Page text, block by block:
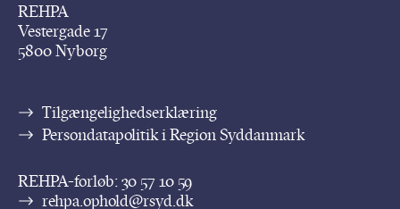
REHPA
Vestergade 17
5800 Nyborg
Tilgængelighedserklæring
Persondatapolitik i Region Syddanmark
REHPA-forløb:30 57 10 59
rehpa.ophold@rsyd.dk